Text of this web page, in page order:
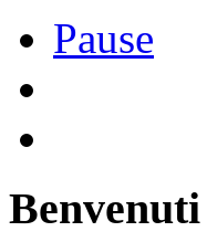
Pause